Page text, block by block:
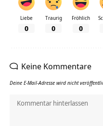
Liebe
0
Traurig
0
Fröhlich
0
Keine Kommentare
Deine E-Mail-Adresse wird nicht